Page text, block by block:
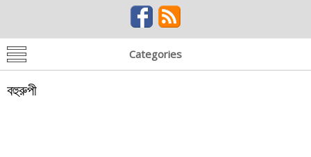
Categories
বহুরুপী